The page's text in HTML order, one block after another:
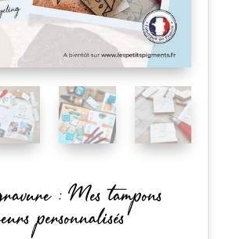
: Mes tampons
personnalisés